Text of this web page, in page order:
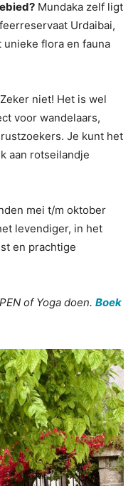
Mundaka zelf ligt
Urdaibai,
flora en fauna
Zeker niet! Het is wel
voor wandelaars,
Je kunt het
aan rotseilandje
mei t/m oktober
levendiger, in het
en prachtige
of Yoga doen. Boek